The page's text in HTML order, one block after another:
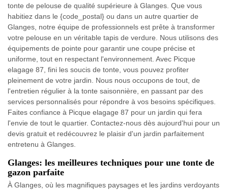
tonte de pelouse de qualité supérieure à Glanges. Que vous
habitiez dans le {code_postal} ou dans un autre quartier de
Glanges, notre équipe de professionnels est prête à transformer
votre pelouse en un véritable tapis de verdure. Nous utilisons des
équipements de pointe pour garantir une coupe précise et
uniforme, tout en respectant l'environnement. Avec Picque
elagage 87, fini les soucis de tonte, vous pouvez profiter
pleinement de votre jardin. Nous nous occupons de tout, de
l'entretien régulier à la tonte saisonnière, en passant par des
services personnalisés pour répondre à vos besoins spécifiques.
Faites confiance à Picque elagage 87 pour un jardin qui fera
l'envie de tout le quartier. Contactez-nous dès aujourd'hui pour un
devis gratuit et redécouvrez le plaisir d'un jardin parfaitement
entretenu à Glanges.
Glanges: les meilleures techniques pour une tonte de
gazon parfaite
À Glanges, où les magnifiques paysages et les jardins verdoyants